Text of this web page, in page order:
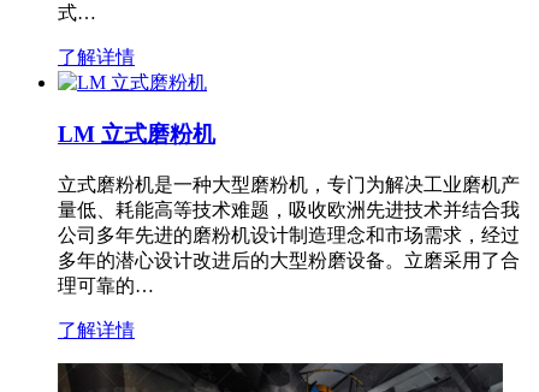
式…
了解详情
LM 立式磨粉机
立式磨粉机是一种大型磨粉机，专门为解决工业磨机产
量低、耗能高等技术难题，吸收欧洲先进技术并结合我
公司多年先进的磨粉机设计制造理念和市场需求，经过
多年的潜心设计改进后的大型粉磨设备。立磨采用了合
理可靠的…
了解详情